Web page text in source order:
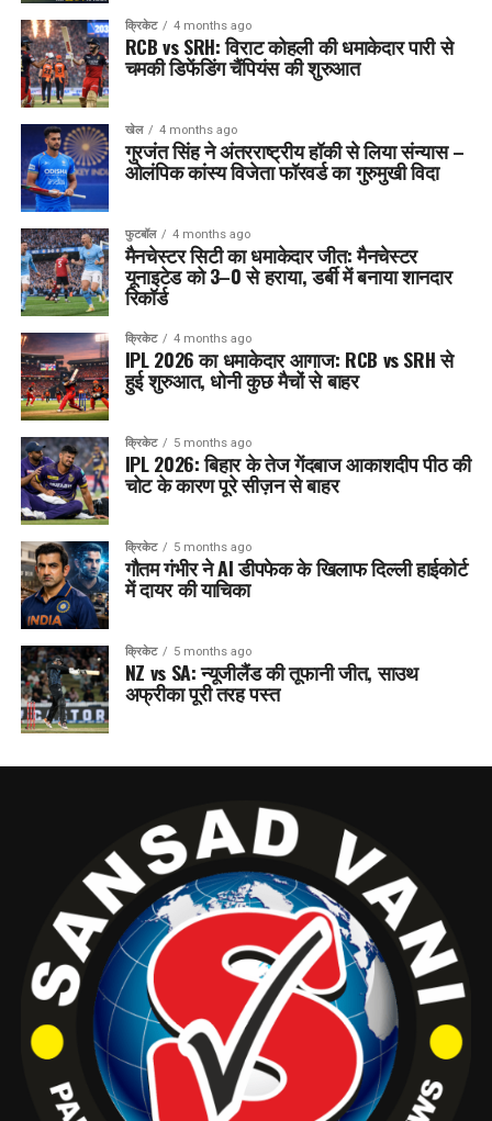
क्रिकेट 4 months ago
RCB vs SRH: विराट कोहली की धमाकेदार पारी से
चमकी डिफेंडिंग चैंपियंस की शुरुआत
खेल 4 months ago
गुरजंत सिंह ने अंतरराष्ट्रीय हॉकी से लिया संन्यास –
ओलंपिक कांस्य विजेता फॉरवर्ड का गुरुमुखी विदा
फुटबॉल 4 months ago
मैनचेस्टर सिटी का धमाकेदार जीत: मैनचेस्टर
यूनाइटेड को 3–0 से हराया, डर्बी में बनाया शानदार
रिकॉर्ड
क्रिकेट 4 months ago
IPL 2026 का धमाकेदार आगाज: RCB vs SRH से
हुई शुरुआत, धोनी कुछ मैचों से बाहर
क्रिकेट 5 months ago
IPL 2026: बिहार के तेज गेंदबाज आकाशदीप पीठ की
चोट के कारण पूरे सीज़न से बाहर
क्रिकेट 5 months ago
गौतम गंभीर ने AI डीपफेक के खिलाफ दिल्ली हाईकोर्ट
में दायर की याचिका
क्रिकेट 5 months ago
NZ vs SA: न्यूजीलैंड की तूफानी जीत, साउथ
अफ्रीका पूरी तरह पस्त